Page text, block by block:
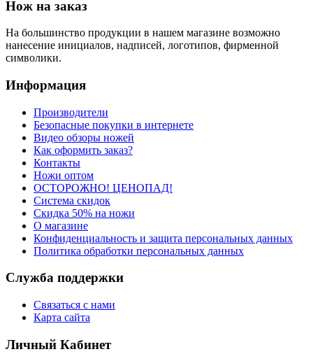
Нож на заказ
На большинство продукции в нашем магазине возможно
нанесение инициалов, надписей, логотипов, фирменной
символики.
Информация
Производители
Безопасные покупки в интернете
Видео обзоры ножей
Как оформить заказ?
Контакты
Ножи оптом
ОСТОРОЖНО! ЦЕНОПАД!
Система скидок
Скидка 50% на ножи
О магазине
Конфиденциальность и защита персональных данных
Политика обработки персональных данных
Служба поддержки
Связаться с нами
Карта сайта
Личный Кабинет